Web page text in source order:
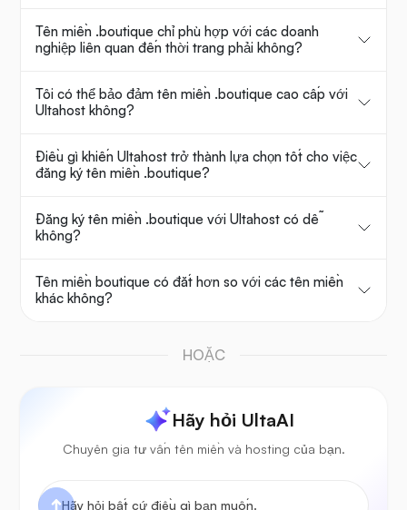
Tên miền .boutique chỉ phù hợp với các doanh
nghiệp liên quan đến thời trang phải không?
Tôi có thể bảo đảm tên miền .boutique cao cấp với
Ultahost không?
Điều gì khiến Ultahost trở thành lựa chọn tốt cho việc
đăng ký tên miền .boutique?
Đăng ký tên miền .boutique với Ultahost có dễ
không?
Tên miền boutique có đắt hơn so với các tên miền
khác không?
HOẶC
Hãy hỏi UltaAI
Chuyên gia tư vấn tên miền và hosting của bạn.